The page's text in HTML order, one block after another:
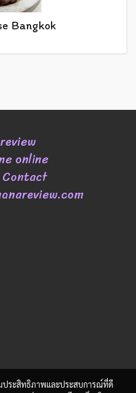
Bangkok
online
ประสิทธิภาพและประสบการณ์ที่ดี